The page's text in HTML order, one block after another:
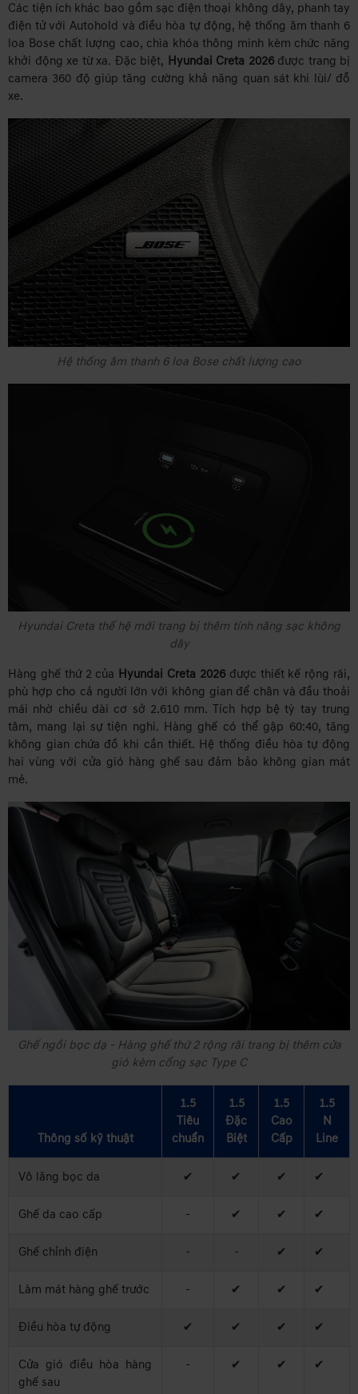
Các tiện ích khác bao gồm sạc điện thoại không dây, phanh tay
điện tử với Autohold và điều hòa tự động, hệ thống âm thanh 6
loa Bose chất lượng cao, chìa khóa thông minh kèm chức năng
khởi động xe từ xa. Đặc biệt, Hyundai Creta 2026được trang bị
camera 360 độ giúp tăng cường khả năng quan sát khi lùi/ đỗ
xe.
Hệ thống âm thanh 6 loa Bose chất lượng cao
Hyundai Creta thế hệ mới trang bị thêm tính năng sạc không
dây
Hàng ghế thứ 2 của Hyundai Creta 2026được thiết kế rộng rãi,
phù hợp cho cả người lớn với không gian để chân và đầu thoải
mái nhờ chiều dài cơ sở 2.610 mm. Tích hợp bệ tỳ tay trung
tâm, mang lại sự tiện nghi. Hàng ghế có thể gập 60:40, tăng
không gian chứa đồ khi cần thiết. Hệ thống điều hòa tự động
hai vùng với cửa gió hàng ghế sau đảm bảo không gian mát
mẻ.
Ghế ngồi bọc dạ - Hàng ghế thứ 2 rộng rãi trang bị thêm cửa
gió kèm cổng sạc Type C
Thông số kỹ thuật
1.5
Tiêu
chuẩn
1.5
Đặc
Biệt
1.5
Cao
Cấp
1.5
N
Line
Vô lăng bọc da ✔ ✔ ✔ ✔
Ghế da cao cấp - ✔ ✔ ✔
Ghế chỉnh điện - - ✔ ✔
Làm mát hàng ghế trước - ✔ ✔ ✔
Điều hòa tự động ✔ ✔ ✔ ✔
Cửa gió điều hòa hàng
ghế sau
- ✔ ✔ ✔